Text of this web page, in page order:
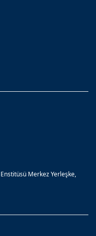
Merkez Yerleşke,